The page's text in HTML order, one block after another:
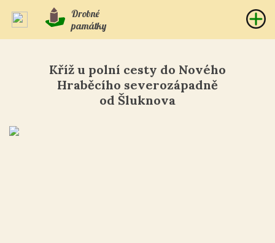
Drobné
památky
Kříž u polní cesty do Nového
Hraběcího severozápadně
od Šluknova